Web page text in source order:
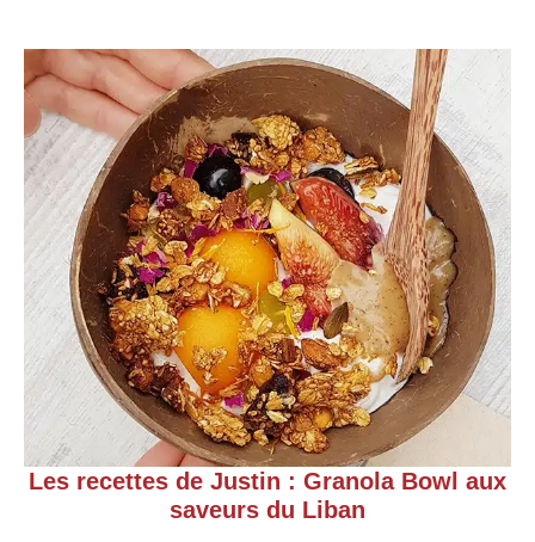
Les recettes de Justin : Granola Bowl aux
saveurs du Liban